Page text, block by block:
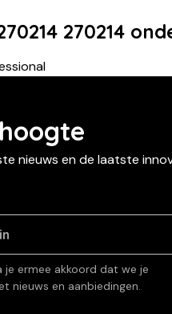
270214
nieuws en de laatste
ermee akkoord dat we je
nieuws en aanbiedingen.